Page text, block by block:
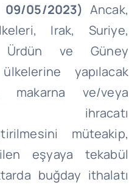
09/05/2023) Ancak,
Irak, Suriye,
Ürdün ve Güney
yapılacak
makarna ve/veya
ihracatı
müteakip,
eşyaya tekabül
buğday ithalatı